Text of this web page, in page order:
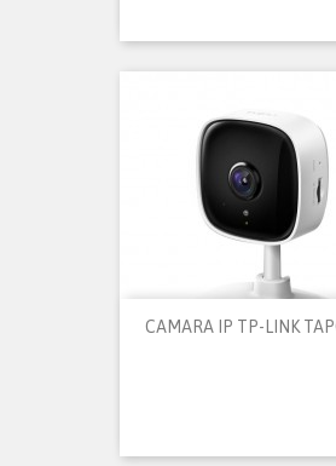
CAMARA IP TP-LINK